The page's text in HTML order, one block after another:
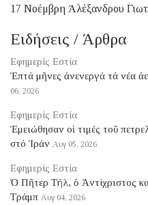
17 Νοέμβρη Ἀλέξανδρου
Ειδήσεις / Άρθρα
Εφημερίς Εστία
Ἑπτά μῆνες ἀνενεργά τά νέα
06, 2026
Εφημερίς Εστία
Ἐμειώθησαν οἱ τιμές τοῦ
στό Ἰράν Αυγ 05, 2026
Εφημερίς Εστία
Ὁ Πῆτερ Τήλ, ὁ Ἀντίχριστος
Τράμπ Αυγ 04, 2026